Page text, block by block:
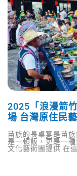
2025「浪漫箭
場 台灣原住民
苗族的長桌宴是苗
是一頓飯，更是一
文化藝術團提供 在